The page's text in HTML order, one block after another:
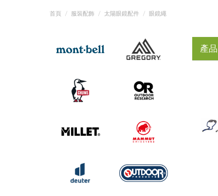
首頁 服裝配飾 太陽眼鏡配件 眼鏡繩
產品